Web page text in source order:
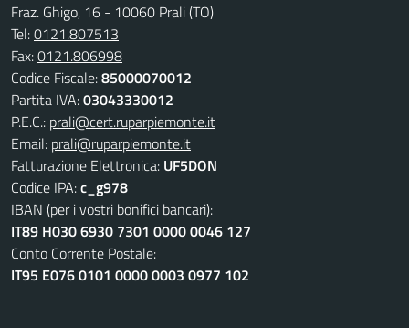
Fraz. Ghigo, 16 - 10060 Prali (TO)
Tel:0121.807513
Fax:0121.806998
Codice Fiscale:85000070012
Partita IVA:03043330012
P.E.C.: prali@cert.ruparpiemonte.it
Email: prali@ruparpiemonte.it
Fatturazione Elettronica: UF5DON
Codice IPA:c_g978
IBAN (per i vostri bonifici bancari):
IT89 H030 6930 7301 0000 0046 127
Conto Corrente Postale:
IT95 E076 0101 0000 0003 0977 102